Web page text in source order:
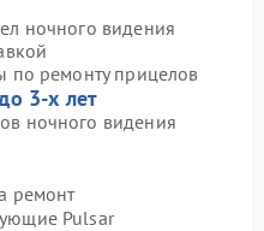
ночного видения
по ремонту прицелов
3-х лет
ночного видения
ремонт
Pulsar